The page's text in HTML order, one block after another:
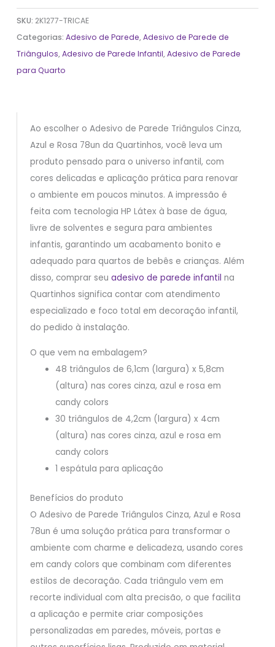
SKU: 2K1277-TRICAE
Categorias:Adesivo de Parede,Adesivo de Parede de
Triângulos,Adesivo de Parede Infantil,Adesivo de Parede
para Quarto
Ao escolher o Adesivo de Parede Triângulos Cinza,
Azul e Rosa 78un da Quartinhos, você leva um
produto pensado para o universo infantil, com
cores delicadas e aplicação prática para renovar
o ambiente em poucos minutos. A impressão é
feita com tecnologia HP Látex à base de água,
livre de solventes e segura para ambientes
infantis, garantindo um acabamento bonito e
adequado para quartos de bebês e crianças. Além
disso, comprar seu adesivo de parede infantil na
Quartinhos significa contar com atendimento
especializado e foco total em decoração infantil,
do pedido à instalação.
O que vem na embalagem?
48 triângulos de 6,1cm (largura) x 5,8cm
(altura) nas cores cinza, azul e rosa em
candy colors
30 triângulos de 4,2cm (largura) x 4cm
(altura) nas cores cinza, azul e rosa em
candy colors
1 espátula para aplicação
Benefícios do produto
O Adesivo de Parede Triângulos Cinza, Azul e Rosa
78un é uma solução prática para transformar o
ambiente com charme e delicadeza, usando cores
em candy colors que combinam com diferentes
estilos de decoração. Cada triângulo vem em
recorte individual com alta precisão, o que facilita
a aplicação e permite criar composições
personalizadas em paredes, móveis, portas e